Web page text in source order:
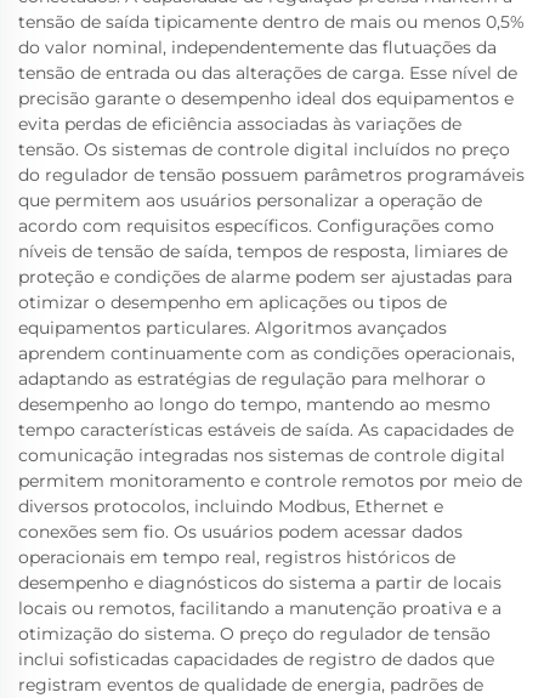
tensão de saída tipicamente dentro de mais ou menos 0,5%
do valor nominal, independentemente das flutuações da
tensão de entrada ou das alterações de carga. Esse nível de
precisão garante o desempenho ideal dos equipamentos e
evita perdas de eficiência associadas às variações de
tensão. Os sistemas de controle digital incluídos no preço
do regulador de tensão possuem parâmetros programáveis
que permitem aos usuários personalizar a operação de
acordo com requisitos específicos. Configurações como
níveis de tensão de saída, tempos de resposta, limiares de
proteção e condições de alarme podem ser ajustadas para
otimizar o desempenho em aplicações ou tipos de
equipamentos particulares. Algoritmos avançados
aprendem continuamente com as condições operacionais,
adaptando as estratégias de regulação para melhorar o
desempenho ao longo do tempo, mantendo ao mesmo
tempo características estáveis de saída. As capacidades de
comunicação integradas nos sistemas de controle digital
permitem monitoramento e controle remotos por meio de
diversos protocolos, incluindo Modbus, Ethernet e
conexões sem fio. Os usuários podem acessar dados
operacionais em tempo real, registros históricos de
desempenho e diagnósticos do sistema a partir de locais
locais ou remotos, facilitando a manutenção proativa e a
otimização do sistema. O preço do regulador de tensão
inclui sofisticadas capacidades de registro de dados que
registram eventos de qualidade de energia, padrões de